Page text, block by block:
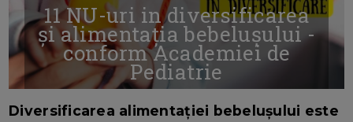
11 NU-uri in diversificarea
și alimentația bebelușului -
conform Academiei de
Pediatrie
Diversificarea alimentației bebelușului este